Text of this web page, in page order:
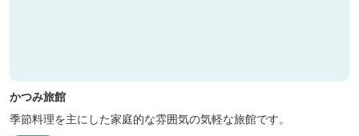
かつみ旅館
季節料理を主にした家庭的な雰囲気の気軽な旅館です。